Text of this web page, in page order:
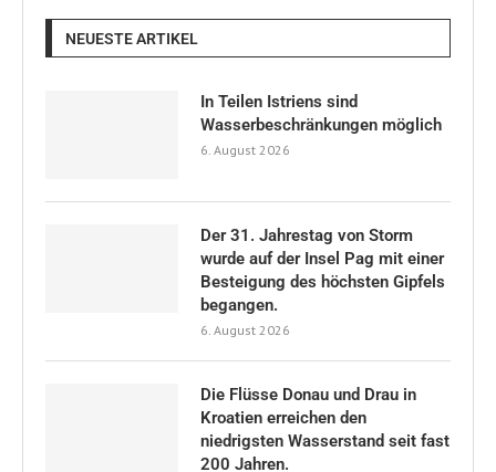
NEUESTE ARTIKEL
In Teilen Istriens sind
Wasserbeschränkungen möglich
6. August 2026
Der 31. Jahrestag von Storm
wurde auf der Insel Pag mit einer
Besteigung des höchsten Gipfels
begangen.
6. August 2026
Die Flüsse Donau und Drau in
Kroatien erreichen den
niedrigsten Wasserstand seit fast
200 Jahren.